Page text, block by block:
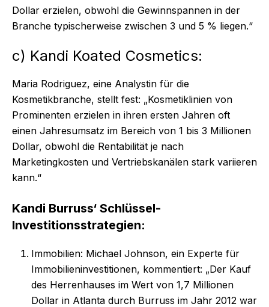
Dollar erzielen, obwohl die Gewinnspannen in der
Branche typischerweise zwischen 3 und 5 % liegen.“
c) Kandi Koated Cosmetics:
Maria Rodriguez, eine Analystin für die
Kosmetikbranche, stellt fest: „Kosmetiklinien von
Prominenten erzielen in ihren ersten Jahren oft
einen Jahresumsatz im Bereich von 1 bis 3 Millionen
Dollar, obwohl die Rentabilität je nach
Marketingkosten und Vertriebskanälen stark variieren
kann.“
Kandi Burruss‘ Schlüssel-
Investitionsstrategien:
Immobilien: Michael Johnson, ein Experte für
Immobilieninvestitionen, kommentiert: „Der Kauf
des Herrenhauses im Wert von 1,7 Millionen
Dollar in Atlanta durch Burruss im Jahr 2012 war